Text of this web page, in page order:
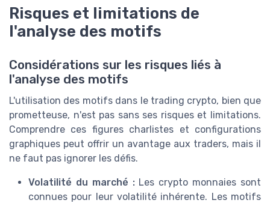
Risques et limitations de
l'analyse des motifs
Considérations sur les risques liés à
l'analyse des motifs
L'utilisation des motifs dans le trading crypto, bien que
prometteuse, n'est pas sans ses risques et limitations.
Comprendre ces figures charlistes et configurations
graphiques peut offrir un avantage aux traders, mais il
ne faut pas ignorer les défis.
Volatilité du marché :Les crypto monnaies sont
connues pour leur volatilité inhérente. Les motifs